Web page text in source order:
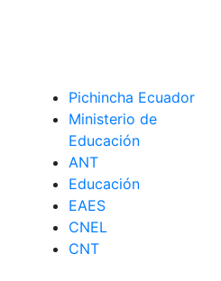
Pichincha Ecuador
Ministerio de
Educación
ANT
Educación
EAES
CNEL
CNT